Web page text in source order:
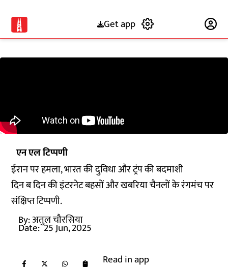
Get app
एन एल टिप्पणी
ईरान पर हमला, भारत की दुविधा और ट्रंप की बदमाशी
दिन ब दिन की इंटरनेट बहसों और खबरिया चैनलों के रंगमंच पर
संक्षिप्त टिप्पणी.
By:अतुल चौरसिया
Date: 25 Jun, 2025
Read in app